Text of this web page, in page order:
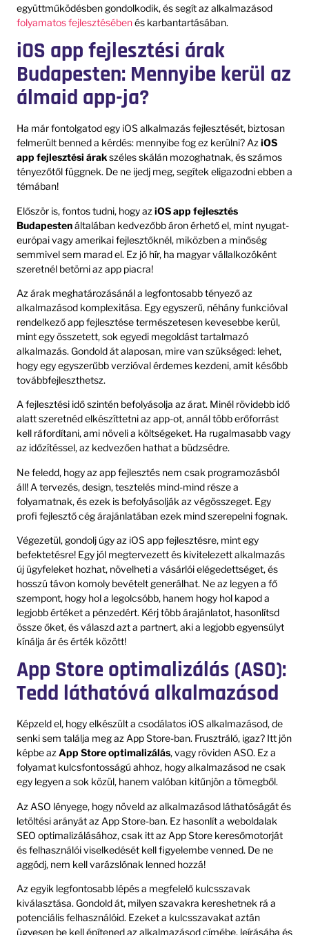
együttműködésben gondolkodik, és segít az alkalmazásod
folyamatos fejlesztésébenés karbantartásában.
iOS app fejlesztési árak
Budapesten: Mennyibe kerül az
álmaid app-ja?
Ha már fontolgatod egy iOS alkalmazás fejlesztését, biztosan
felmerült benned a kérdés: mennyibe fog ez kerülni? Az iOS
app fejlesztési árakszéles skálán mozoghatnak, és számos
tényezőtől függnek. De ne ijedj meg, segítek eligazodni ebben a
témában!
Először is, fontos tudni, hogy az iOS app fejlesztés
Budapestenáltalában kedvezőbb áron érhető el, mint nyugat-
európai vagy amerikai fejlesztőknél, miközben a minőség
semmivel sem marad el. Ez jó hír, ha magyar vállalkozóként
szeretnél betörni az app piacra!
Az árak meghatározásánál a legfontosabb tényező az
alkalmazásod komplexitása. Egy egyszerű, néhány funkcióval
rendelkező app fejlesztése természetesen kevesebbe kerül,
mint egy összetett, sok egyedi megoldást tartalmazó
alkalmazás. Gondold át alaposan, mire van szükséged: lehet,
hogy egy egyszerűbb verzióval érdemes kezdeni, amit később
továbbfejleszthetsz.
A fejlesztési idő szintén befolyásolja az árat. Minél rövidebb idő
alatt szeretnéd elkészíttetni az app-ot, annál több erőforrást
kell ráfordítani, ami növeli a költségeket. Ha rugalmasabb vagy
az időzítéssel, az kedvezően hathat a büdzsédre.
Ne feledd, hogy az app fejlesztés nem csak programozásból
áll! A tervezés, design, tesztelés mind-mind része a
folyamatnak, és ezek is befolyásolják az végösszeget. Egy
profi fejlesztő cég árajánlatában ezek mind szerepelni fognak.
Végezetül, gondolj úgy az iOS app fejlesztésre, mint egy
befektetésre! Egy jól megtervezett és kivitelezett alkalmazás
új ügyfeleket hozhat, növelheti a vásárlói elégedettséget, és
hosszú távon komoly bevételt generálhat. Ne az legyen a fő
szempont, hogy hol a legolcsóbb, hanem hogy hol kapod a
legjobb értéket a pénzedért. Kérj több árajánlatot, hasonlítsd
össze őket, és válaszd azt a partnert, aki a legjobb egyensúlyt
kínálja ár és érték között!
App Store optimalizálás (ASO):
Tedd láthatóvá alkalmazásod
Képzeld el, hogy elkészült a csodálatos iOS alkalmazásod, de
senki sem találja meg az App Store-ban. Frusztráló, igaz? Itt jön
képbe azApp Store optimalizálás, vagy röviden ASO. Ez a
folyamat kulcsfontosságú ahhoz, hogy alkalmazásod ne csak
egy legyen a sok közül, hanem valóban kitűnjön a tömegből.
Az ASO lényege, hogy növeld az alkalmazásod láthatóságát és
letöltési arányát az App Store-ban. Ez hasonlít a weboldalak
SEO optimalizálásához, csak itt az App Store keresőmotorját
és felhasználói viselkedését kell figyelembe venned. De ne
aggódj, nem kell varázslónak lenned hozzá!
Az egyik legfontosabb lépés a megfelelő kulcsszavak
kiválasztása. Gondold át, milyen szavakra kereshetnek rá a
potenciális felhasználóid. Ezeket a kulcsszavakat aztán
ügyesen be kell építened az alkalmazásod címébe, leírásába és